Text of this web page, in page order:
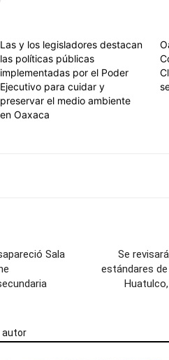
Las y los legisladores destacan
las políticas públicas
implementadas por el Poder
Ejecutivo para cuidar y
preservar el medio ambiente
en Oaxaca
Sala
Se
estándares
autor